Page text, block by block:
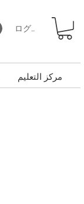
ログイン
مركز التعليم